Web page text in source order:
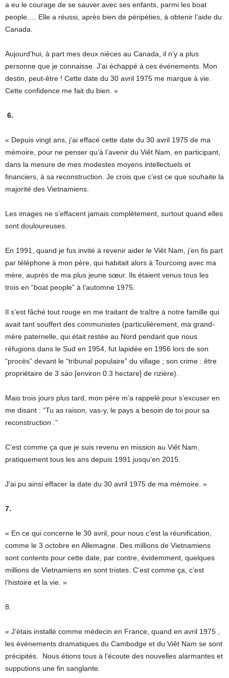
a eu le courage de se sauver avec ses enfants, parmi les boat
people…. Elle a réussi, après bien de péripéties, à obtenir l’aide du
Canada.
Aujourd’hui, à part mes deux nièces au Canada, il n’y a plus
personne que je connaisse. J’ai échappé à ces événements. Mon
destin, peut-être ! Cette date du 30 avril 1975 me marque à vie.
Cette confidence me fait du bien. »
6.
« Depuis vingt ans, j’ai effacé cette date du 30 avril 1975 de ma
mémoire, pour ne penser qu’à l’avenir du Viêt Nam, en participant,
dans la mesure de mes modestes moyens intellectuels et
financiers, à sa reconstruction. Je crois que c’est ce que souhaite la
majorité des Vietnamiens.
Les images ne s’effacent jamais complètement, surtout quand elles
sont douloureuses.
En 1991, quand je fus invité à revenir aider le Viêt Nam, j’en fis part
par téléphone à mon père, qui habitait alors à Tourcoing avec ma
mère, auprès de ma plus jeune sœur. Ils étaient venus tous les
trois en “boat people” à l’automne 1975.
Il s’est fâché tout rouge en me traitant de traître à notre famille qui
avait tant souffert des communistes (particulièrement, ma grand-
mère paternelle, qui était restée au Nord pendant que nous
réfugions dans le Sud en 1954, fut lapidée en 1956 lors de son
“procès” devant le “tribunal populaire” du village ; son crime : être
propriétaire de 3 sào [environ 0.3 hectare] de rizière).
Mais trois jours plus tard, mon père m’a rappelé pour s’excuser en
me disant : “Tu as raison, vas-y, le pays a besoin de toi pour sa
reconstruction .”
C’est comme ça que je suis revenu en mission au Viêt Nam,
pratiquement tous les ans depuis 1991 jusqu’en 2015.
J’ai pu ainsi effacer la date du 30 avril 1975 de ma mémoire. »
7.
« En ce qui concerne le 30 avril, pour nous c’est la réunification,
comme le 3 octobre en Allemagne. Des millions de Vietnamiens
sont contents pour cette date, par contre, évidemment, quelques
millions de Vietnamiens en sont tristes. C’est comme ça, c’est
l’histoire et la vie. »
8.
« J’étais installé comme médecin en France, quand en avril 1975 ,
les événements dramatiques du Cambodge et du Viêt Nam se sont
précipités. Nous étions tous à l’écoute des nouvelles alarmantes et
supputions une fin sanglante.